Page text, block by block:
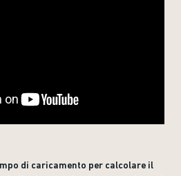
di caricamento per calcolare il